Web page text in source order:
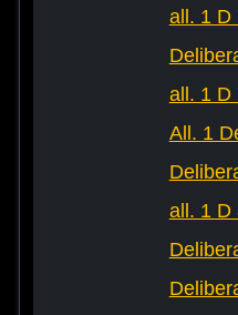
all. 1 D
all. 1 D
All. 1
all. 1 D